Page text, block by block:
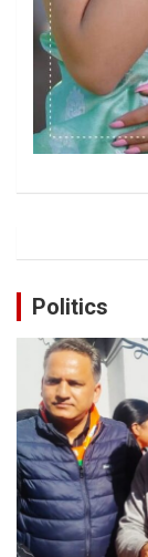
Politics